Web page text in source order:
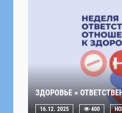
ЗДОРОВЬЕ =
16.12. 2025 400